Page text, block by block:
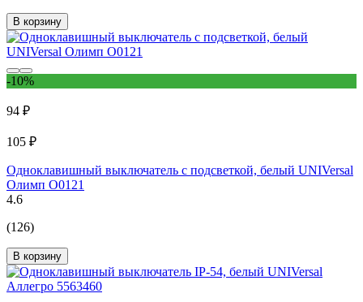
В корзину
-10%
94 ₽
105 ₽
Одноклавишный выключатель с подсветкой, белый UNIVersal
Олимп О0121
4.6
(126)
В корзину